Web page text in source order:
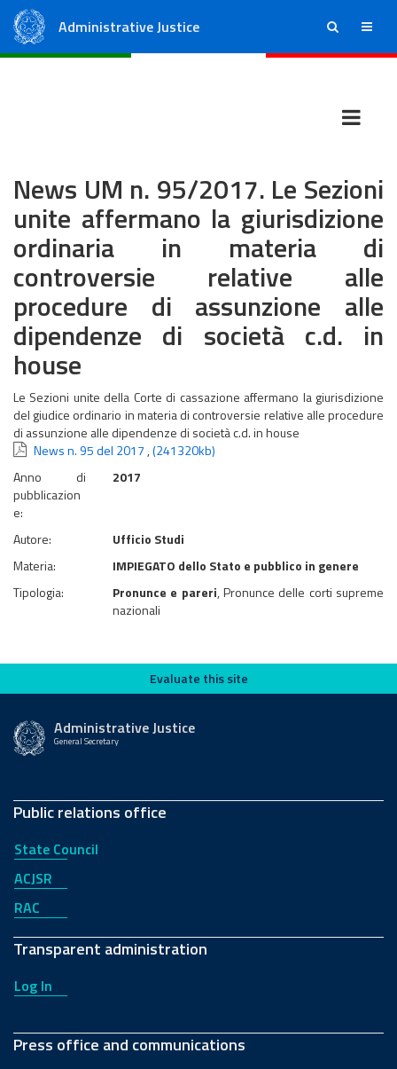
Administrative Justice ricerca menu
News UM n. 95/2017. Le Sezioni
unite affermano la giurisdizione
ordinaria in materia di
controversie relative alle
procedure di assunzione alle
dipendenze di società c.d. in
house
Le Sezioni unite della Corte di cassazione affermano la giurisdizione
del giudice ordinario in materia di controversie relative alle procedure
di assunzione alle dipendenze di società c.d. in house
News n. 95 del 2017 ,(241320kb)
Anno di
pubblicazion
e:
2017
Autore:
Ufficio Studi
Materia:
IMPIEGATO dello Stato e pubblico in genere
Tipologia:
Pronunce e pareri, Pronunce delle corti supreme
nazionali
Evaluate this siteEvaluate this site
Administrative Justice
General Secretary
Public relations office
State Council
ACJSR
RAC
Transparent administration
Log In
Press office and communications